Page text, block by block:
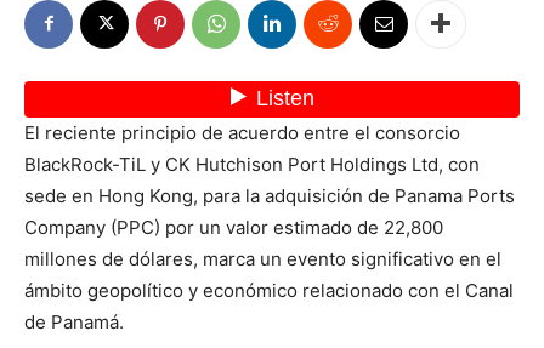
El reciente principio de acuerdo entre el consorcio
BlackRock-TiL y CK Hutchison Port Holdings Ltd, con
sede en Hong Kong, para la adquisición de Panama Ports
Company (PPC) por un valor estimado de 22,800
millones de dólares, marca un evento significativo en el
ámbito geopolítico y económico relacionado con el Canal
de Panamá.